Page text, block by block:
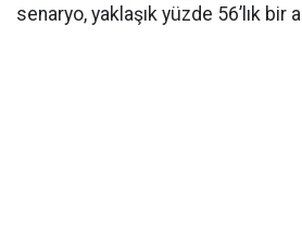
senaryo, yaklaşık yüzde 56’lık bir